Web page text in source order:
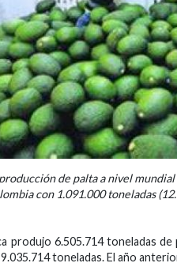
de palta a nivel
con 1.091.000 toneladas
produjo 6.505.714 toneladas
toneladas. El año